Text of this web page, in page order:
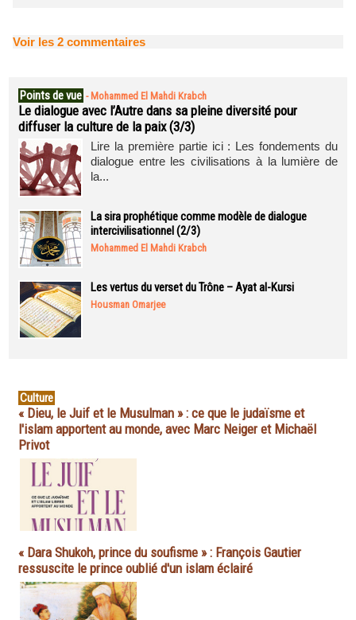
Voir les 2 commentaires
Points de vue - Mohammed El Mahdi Krabch
Le dialogue avec l’Autre dans sa pleine diversité pour
diffuser la culture de la paix (3/3)
Lire la première partie ici : Les fondements du
dialogue entre les civilisations à la lumière de
la...
La sira prophétique comme modèle de dialogue
intercivilisationnel (2/3)
Mohammed El Mahdi Krabch
Les vertus du verset du Trône – Ayat al-Kursi
Housman Omarjee
Culture
« Dieu, le Juif et le Musulman » : ce que le judaïsme et
l'islam apportent au monde, avec Marc Neiger et Michaël
Privot
« Dara Shukoh, prince du soufisme » : François Gautier
ressuscite le prince oublié d'un islam éclairé